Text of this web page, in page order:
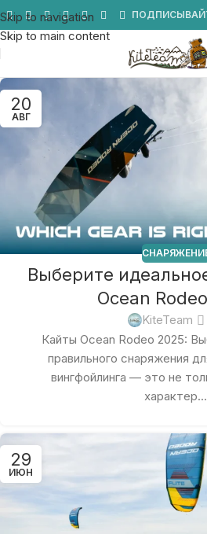
Skip to navigation
Skip to main content
20
АВГ
Выберите
Ocean
KiteTeam
Кайты Ocean Rodeo 2025:
правильного снаряжения
вингфойлинга — это не
характер...
29
ИЮН